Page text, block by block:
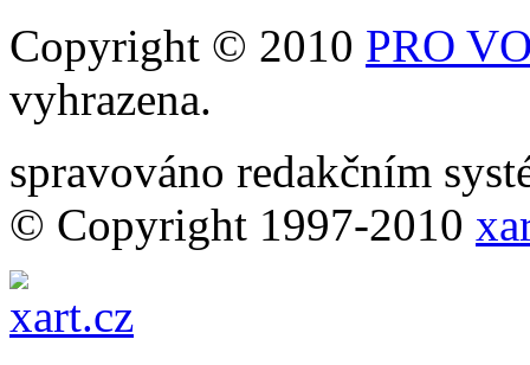
Copyright © 2010 PRO
vyhrazena.
spravováno redakčním
© Copyright 1997-2010